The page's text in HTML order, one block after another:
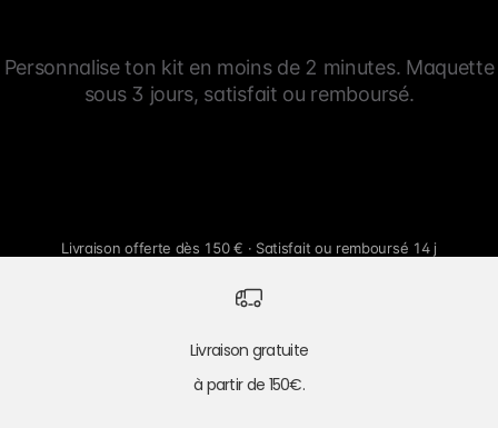
Personnalise ton kit en moins de 2 minutes. Maquette
sous 3 jours, satisfait ou remboursé.
Livraison offerte dès 150 € · Satisfait ou remboursé 14 j
Livraison gratuite
à partir de 150€.